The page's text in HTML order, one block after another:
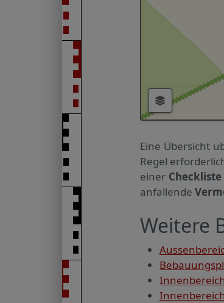
Eine Übersicht
Regel
einer Checkliste
anfallende
Weitere